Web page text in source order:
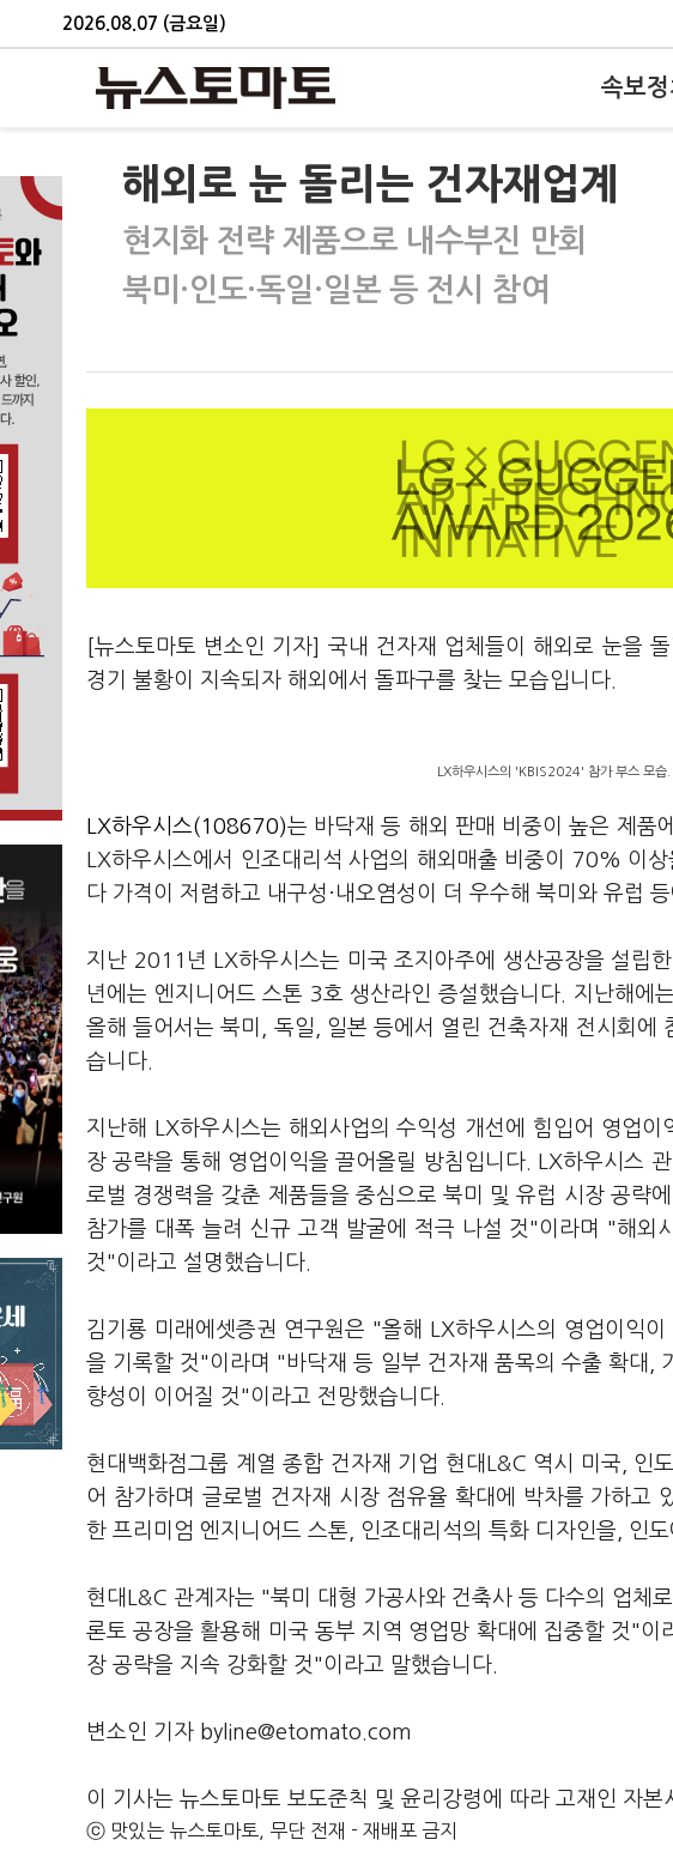
2026.08.07 (금요일)
속보정
해외로 눈 돌리는 건자재업계
현지화 전략 제품으로 내수부진 만회
북미·인도·독일·일본 등 전시 참여
[뉴스토마토 변소인 기자] 국내 건자재 업체들이 해외로 눈을
경기 불황이 지속되자 해외에서 돌파구를 찾는 모습입니다.
LX하우시스의 'KBIS2024' 참가 부스 모습
LX하우시스(108670)는 바닥재 등 해외 판매 비중이 높은 제품
LX하우시스에서 인조대리석 사업의 해외매출 비중이 70% 이
다 가격이 저렴하고 내구성·내오염성이 더 우수해 북미와 유럽
지난 2011년 LX하우시스는 미국 조지아주에 생산공장을 설립
년에는 엔지니어드 스톤 3호 생산라인 증설했습니다. 지난해에
올해 들어서는 북미, 독일, 일본 등에서 열린 건축자재 전시회에
습니다.
지난해 LX하우시스는 해외사업의 수익성 개선에 힘입어 영업
장 공략을 통해 영업이익을 끌어올릴 방침입니다. LX하우시스
로벌 경쟁력을 갖춘 제품들을 중심으로 북미 및 유럽 시장 공략
참가를 대폭 늘려 신규 고객 발굴에 적극 나설 것"이라며 "해외
것"이라고 설명했습니다.
김기룡 미래에셋증권 연구원은 "올해 LX하우시스의 영업이익
을 기록할 것"이라며 "바닥재 등 일부 건자재 품목의 수출 확대,
향성이 이어질 것"이라고 전망했습니다.
현대백화점그룹 계열 종합 건자재 기업 현대L&C 역시 미국, 인
어 참가하며 글로벌 건자재 시장 점유율 확대에 박차를 가하고
한 프리미엄 엔지니어드 스톤, 인조대리석의 특화 디자인을, 인
현대L&C 관계자는 "북미 대형 가공사와 건축사 등 다수의 업체
론토 공장을 활용해 미국 동부 지역 영업망 확대에 집중할 것"이
장 공략을 지속 강화할 것"이라고 말했습니다.
변소인 기자 byline@etomato.com
이 기사는 뉴스토마토 보도준칙 및 윤리강령에 따라 고재인 자본
ⓒ 맛있는 뉴스토마토, 무단 전재 - 재배포 금지